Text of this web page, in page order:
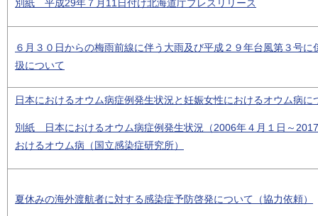
別紙 平成29年７月11日付け北海道庁プレスリリース
６月３０日からの梅雨前線に伴う大雨及び平成２９年台風第３号
扱について
日本におけるオウム病症例発生状況と妊娠女性におけるオウム病に
別紙 日本におけるオウム病症例発生状況（2006年４月１日～
おけるオウム病（国立感染症研究所）
夏休みの海外渡航者に対する感染症予防啓発について（協力依頼）